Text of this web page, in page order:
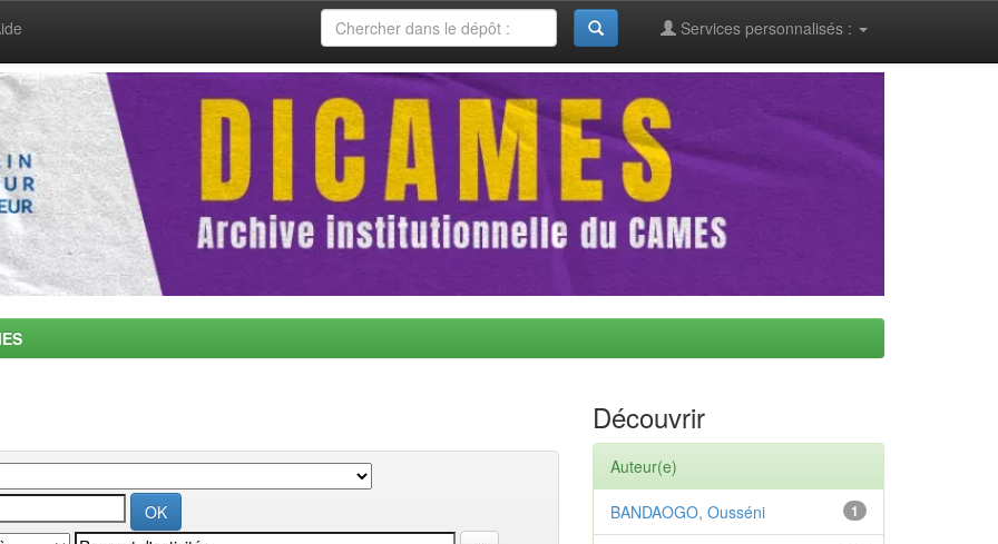
Services personnalisés :
Découvrir
Auteur(e)
1
BANDAOGO, Ousséni